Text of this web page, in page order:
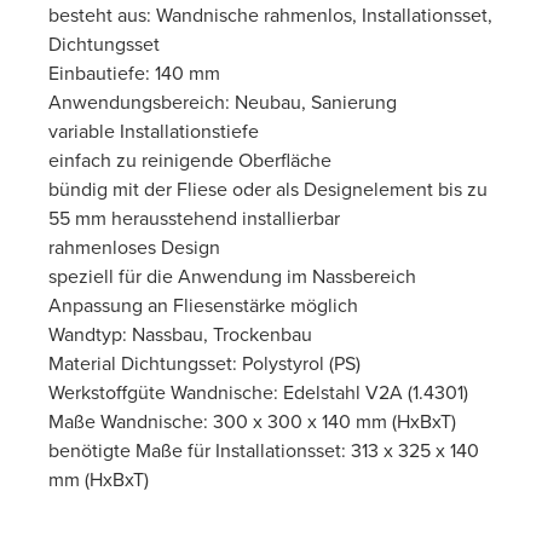
besteht aus: Wandnische rahmenlos, Installationsset,
Dichtungsset
Einbautiefe: 140 mm
Anwendungsbereich: Neubau, Sanierung
variable Installationstiefe
einfach zu reinigende Oberfläche
bündig mit der Fliese oder als Designelement bis zu
55 mm herausstehend installierbar
rahmenloses Design
speziell für die Anwendung im Nassbereich
Anpassung an Fliesenstärke möglich
Wandtyp: Nassbau, Trockenbau
Material Dichtungsset: Polystyrol (PS)
Werkstoffgüte Wandnische: Edelstahl V2A (1.4301)
Maße Wandnische: 300 x 300 x 140 mm (HxBxT)
benötigte Maße für Installationsset: 313 x 325 x 140
mm (HxBxT)